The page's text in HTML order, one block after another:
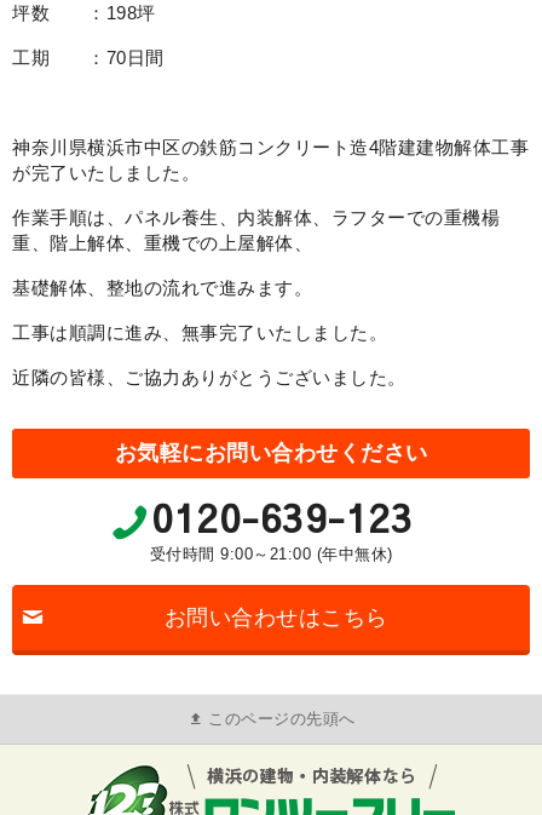
坪数 ：198坪
工期 ：70日間
神奈川県横浜市中区の鉄筋コンクリート造4階建建物解体工事
が完了いたしました。
作業手順は、パネル養生、内装解体、ラフターでの重機楊
重、階上解体、重機での上屋解体、
基礎解体、整地の流れで進みます。
工事は順調に進み、無事完了いたしました。
近隣の皆様、ご協力ありがとうございました。
お気軽にお問い合わせください
0120-639-123
受付時間 9:00～21:00 (年中無休)
お問い合わせはこちら
このページの先頭へ